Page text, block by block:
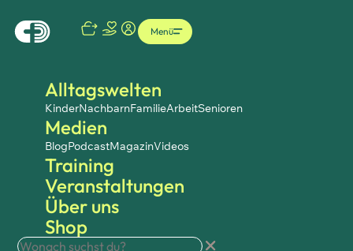
Alltagswelten
KinderNachbarnFamilieArbeitSenioren
Medien
BlogPodcastMagazinVideos
Training
Veranstaltungen
Über uns
Shop
Menü